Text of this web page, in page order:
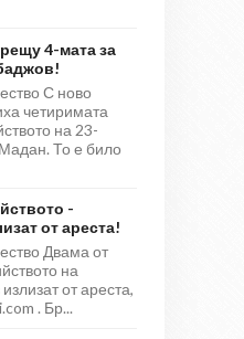
4-мата за
С ново
четиримата
на 23-
То е било
-
от ареста!
Двама от
на
от ареста,
. Бр...